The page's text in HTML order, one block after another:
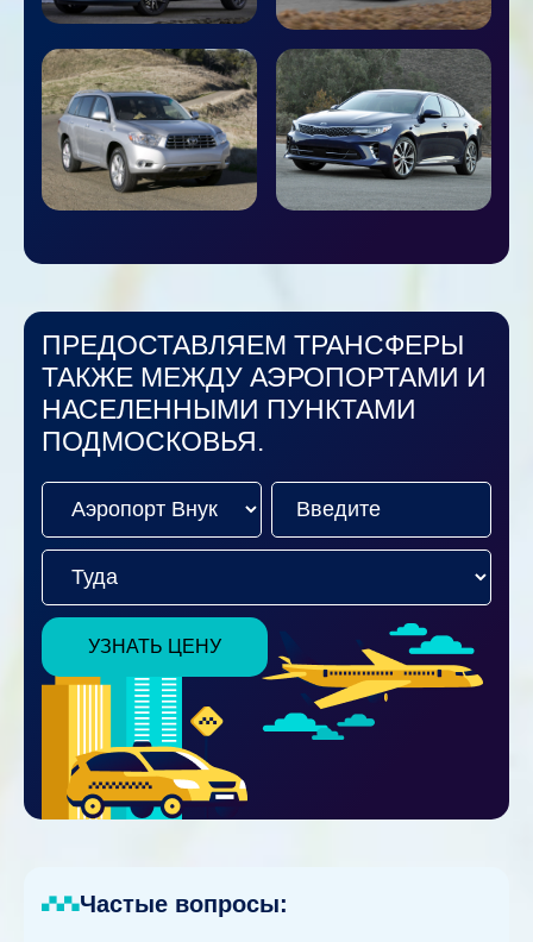
ПРЕДОСТАВЛЯЕМ ТРАНСФЕРЫ
ТАКЖЕ МЕЖДУ АЭРОПОРТАМИ И
НАСЕЛЕННЫМИ ПУНКТАМИ
ПОДМОСКОВЬЯ.
УЗНАТЬ ЦЕНУ
Частые вопросы: